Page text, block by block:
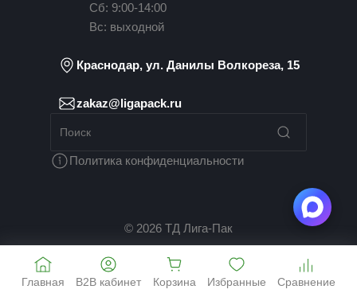
Сб: 9:00-14:00
Вс: выходной
Краснодар, ул. Данилы Волкореза, 15
zakaz@ligapack.ru
Политика конфиденциальности
© 2026 ТД Лига-Пак
Главная B2B кабинет Корзина Избранные Сравнение